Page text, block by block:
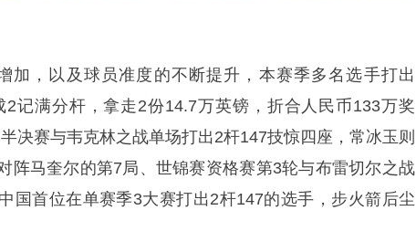
加，以及球员准度的不断提升，本赛季多名选手打出
记满分杆，拿走2份14.7万英镑，折合人民币133万奖
决赛与韦克林之战单场打出2杆147技惊四座， 常冰玉 则
阵马奎尔的第7局、世锦赛资格赛第3轮与布雷切尔之战
国首位在单赛季3大赛打出2杆147的选手，步火箭后尘